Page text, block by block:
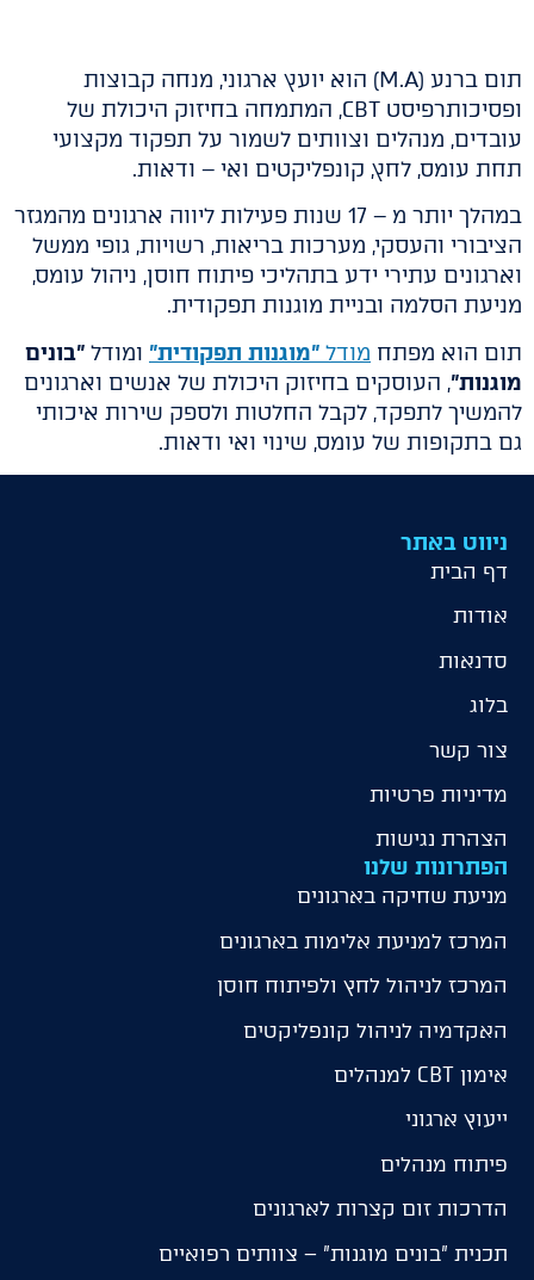
תום ברנע (M.A) הוא יועץ ארגוני, מנחה קבוצות
ופסיכותרפיסט CBT, המתמחה בחיזוק היכולת של
עובדים, מנהלים וצוותים לשמור על תפקוד מקצועי
תחת עומס, לחץ, קונפליקטים ואי – ודאות.
במהלך יותר מ – 17 שנות פעילות ליווה ארגונים מהמגזר
הציבורי והעסקי, מערכות בריאות, רשויות, גופי ממשל
וארגונים עתירי ידע בתהליכי פיתוח חוסן, ניהול עומס,
מניעת הסלמה ובניית מוגנות תפקודית.
תום הוא מפתח מודל "מוגנות תפקודית" ומודל "בונים
מוגנות", העוסקים בחיזוק היכולת של אנשים וארגונים
להמשיך לתפקד, לקבל החלטות ולספק שירות איכותי
גם בתקופות של עומס, שינוי ואי ודאות.
ניווט באתר
דף הבית
אודות
סדנאות
בלוג
צור קשר
מדיניות פרטיות
הצהרת נגישות
הפתרונות שלנו
מניעת שחיקה בארגונים
המרכז למניעת אלימות בארגונים
המרכז לניהול לחץ ולפיתוח חוסן
האקדמיה לניהול קונפליקטים
אימון CBT למנהלים
ייעוץ ארגוני
פיתוח מנהלים
הדרכות זום קצרות לארגונים
תכנית "בונים מוגנות" – צוותים רפואיים